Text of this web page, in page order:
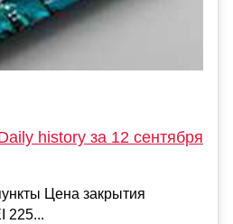
history за 12 сентября
Цена закрытия
225...